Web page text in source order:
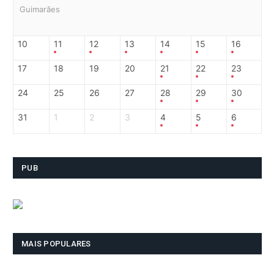
Guimarães
10 11 12 13 14 15 16
17 18 19 20 21 22 23
24 25 26 27 28 29 30
31 1 2 3 4 5 6
PUB
MAIS POPULARES